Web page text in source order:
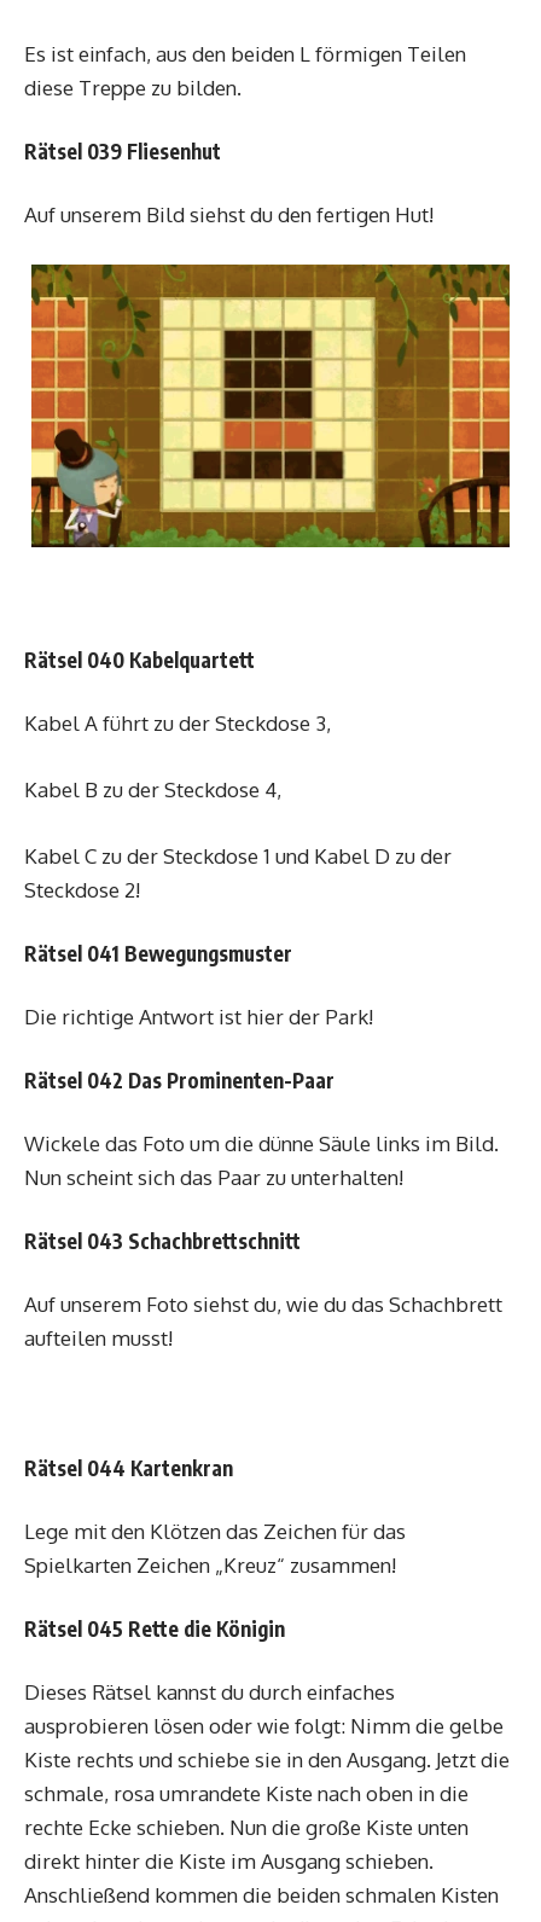
Es ist einfach, aus den beiden L förmigen Teilen
diese Treppe zu bilden.
Rätsel 039 Fliesenhut
Auf unserem Bild siehst du den fertigen Hut!
Rätsel 040 Kabelquartett
Kabel A führt zu der Steckdose 3,
Kabel B zu der Steckdose 4,
Kabel C zu der Steckdose 1 und Kabel D zu der
Steckdose 2!
Rätsel 041 Bewegungsmuster
Die richtige Antwort ist hier der Park!
Rätsel 042 Das Prominenten-Paar
Wickele das Foto um die dünne Säule links im Bild.
Nun scheint sich das Paar zu unterhalten!
Rätsel 043 Schachbrettschnitt
Auf unserem Foto siehst du, wie du das Schachbrett
aufteilen musst!
Rätsel 044 Kartenkran
Lege mit den Klötzen das Zeichen für das
Spielkarten Zeichen „Kreuz“ zusammen!
Rätsel 045 Rette die Königin
Dieses Rätsel kannst du durch einfaches
ausprobieren lösen oder wie folgt: Nimm die gelbe
Kiste rechts und schiebe sie in den Ausgang. Jetzt die
schmale, rosa umrandete Kiste nach oben in die
rechte Ecke schieben. Nun die große Kiste unten
direkt hinter die Kiste im Ausgang schieben.
Anschließend kommen die beiden schmalen Kisten